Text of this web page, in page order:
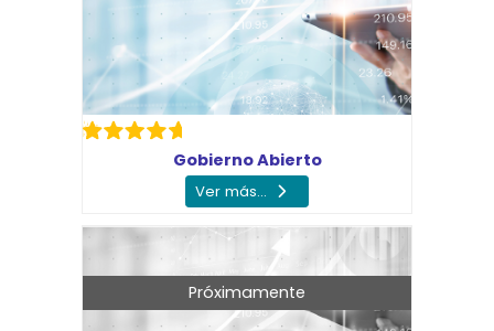
Gobierno Abierto
Ver más...
Próximamente